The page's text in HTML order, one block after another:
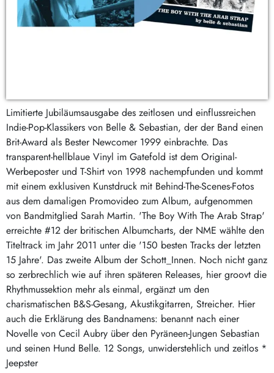
Limitierte Jubiläumsausgabe des zeitlosen und einflussreichen
Indie-Pop-Klassikers von Belle & Sebastian, der der Band einen
Brit-Award als Bester Newcomer 1999 einbrachte. Das
transparent-hellblaue Vinyl im Gatefold ist dem Original-
Werbeposter und T-Shirt von 1998 nachempfunden und kommt
mit einem exklusiven Kunstdruck mit Behind-The-Scenes-Fotos
aus dem damaligen Promovideo zum Album, aufgenommen
von Bandmitglied Sarah Martin. 'The Boy With The Arab Strap'
erreichte #12 der britischen Albumcharts, der NME wählte den
Titeltrack im Jahr 2011 unter die '150 besten Tracks der letzten
15 Jahre'. Das zweite Album der Schott_Innen. Noch nicht ganz
so zerbrechlich wie auf ihren späteren Releases, hier groovt die
Rhythmussektion mehr als einmal, ergänzt um den
charismatischen B&S-Gesang, Akustikgitarren, Streicher. Hier
auch die Erklärung des Bandnamens: benannt nach einer
Novelle von Cecil Aubry über den Pyräneen-Jungen Sebastian
und seinen Hund Belle. 12 Songs, unwiderstehlich und zeitlos *
Jeepster